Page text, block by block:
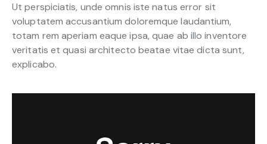
Ut perspiciatis, unde omnis iste natus error sit
voluptatem accusantium doloremque laudantium,
totam rem aperiam eaque ipsa, quae ab illo inventore
veritatis et quasi architecto beatae vitae dicta sunt,
explicabo.